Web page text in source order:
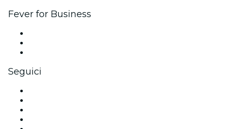
Fever for Business
Seguici